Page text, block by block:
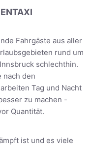
Fahrgäste aus aller
rund um
schlechthin.
nach den
Tag und Nacht
zu machen -
Quantität.
ist und es viele